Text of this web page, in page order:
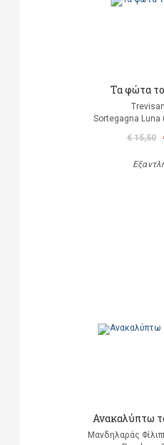
Τα φώτα
Sortegagna Luna
€ 15,50
Ανακαλύπτω
Μανδηλαράς